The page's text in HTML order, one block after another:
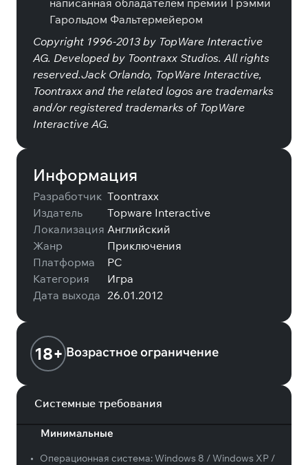
написанная обладателем премии Грэмми
Гарольдом Фальтермейером
Copyright 1996-2013 by TopWare Interactive
AG. Developed by Toontraxx Studios. All rights
reserved.Jack Orlando, TopWare Interactive,
Toontraxx and the related logos are trademarks
and/or registered trademarks of TopWare
Interactive AG.
Информация
Разработчик Toontraxx
Издатель
Topware Interactive
Локализация Английский
Жанр
Приключения
Платформа
PC
Категория
Игра
Дата выхода 26.01.2012
18+ Возрастное ограничение
Системные требования
Минимальные
• Операционная система:Windows 8 / Windows XP /